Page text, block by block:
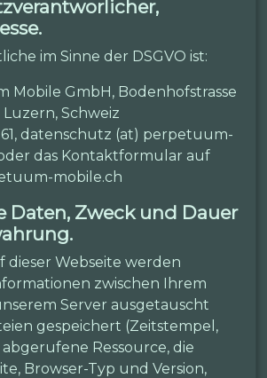
im Sinne der DSGVO ist:
Mobile GmbH, Bodenhofstrasse
Luzern, Schweiz
61, datenschutz (at) perpetuum-
das Kontaktformular auf
mobile.ch
Daten, Zweck und Dauer
dieser Webseite werden
zwischen Ihrem
Server ausgetauscht
gespeichert (Zeitstempel,
abgerufene Ressource, die
Browser-Typ und Version,